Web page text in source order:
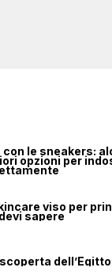
con le sneakers:
opzioni per
viso per
sapere
dell’Egitto